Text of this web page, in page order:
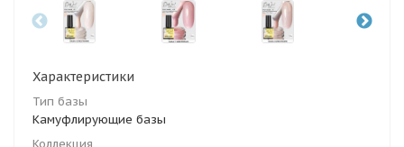
Характеристики
Тип базы
Камуфлирующие базы
Коллекция